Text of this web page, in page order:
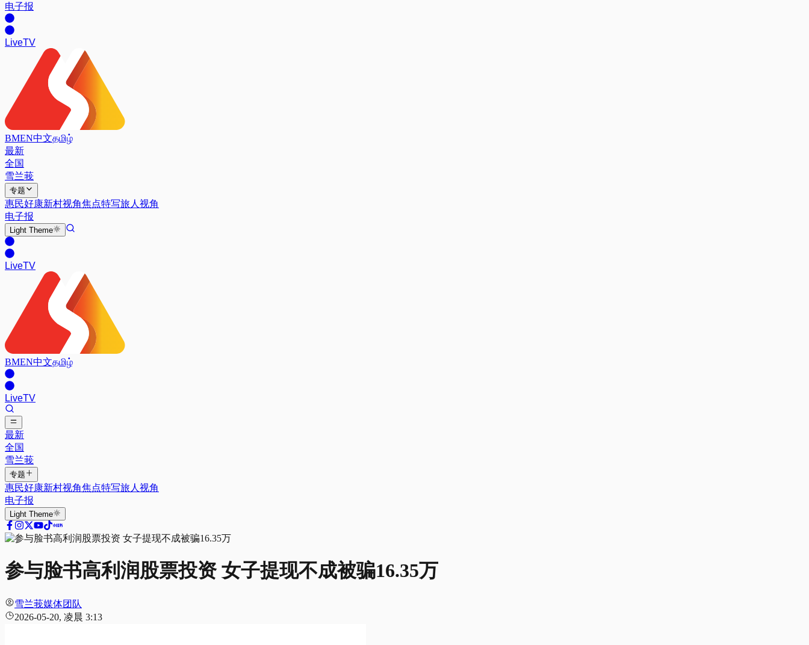
电子报
LiveTV
BMEN中文தமிழ்
最新
全国
雪兰莪
专题
惠民好康新村视角焦点特写旅人视角
电子报
Light Theme
LiveTV
BMEN中文தமிழ்
LiveTV
最新
全国
雪兰莪
专题
惠民好康新村视角焦点特写旅人视角
电子报
Light Theme
参与脸书高利润股票投资 女子提现不成被骗16.35万
雪兰莪媒体团队
2026-05-20, 凌晨 3:13